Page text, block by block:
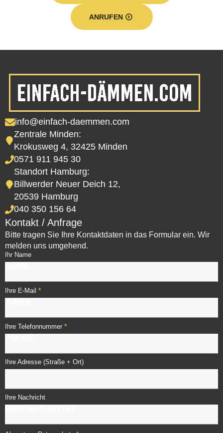
ANRUFEN
info@einfach-daemmen.com
Zentrale Minden:
Krokusweg 4, 32425 Minden
0571 911 945 30
Standort Hamburg:
Billwerder Neuer Deich 12,
20539 Hamburg
040 350 156 64
Kontakt / Anfrage
Bitte tragen Sie Ihre Kontaktdaten in das Formular ein. Wir
melden uns umgehend.
Ihr Name
Ihre E-Mail *
Ihre Telefonnummer *
Ihre Adresse (Straße + Ort)
Ihre Nachricht